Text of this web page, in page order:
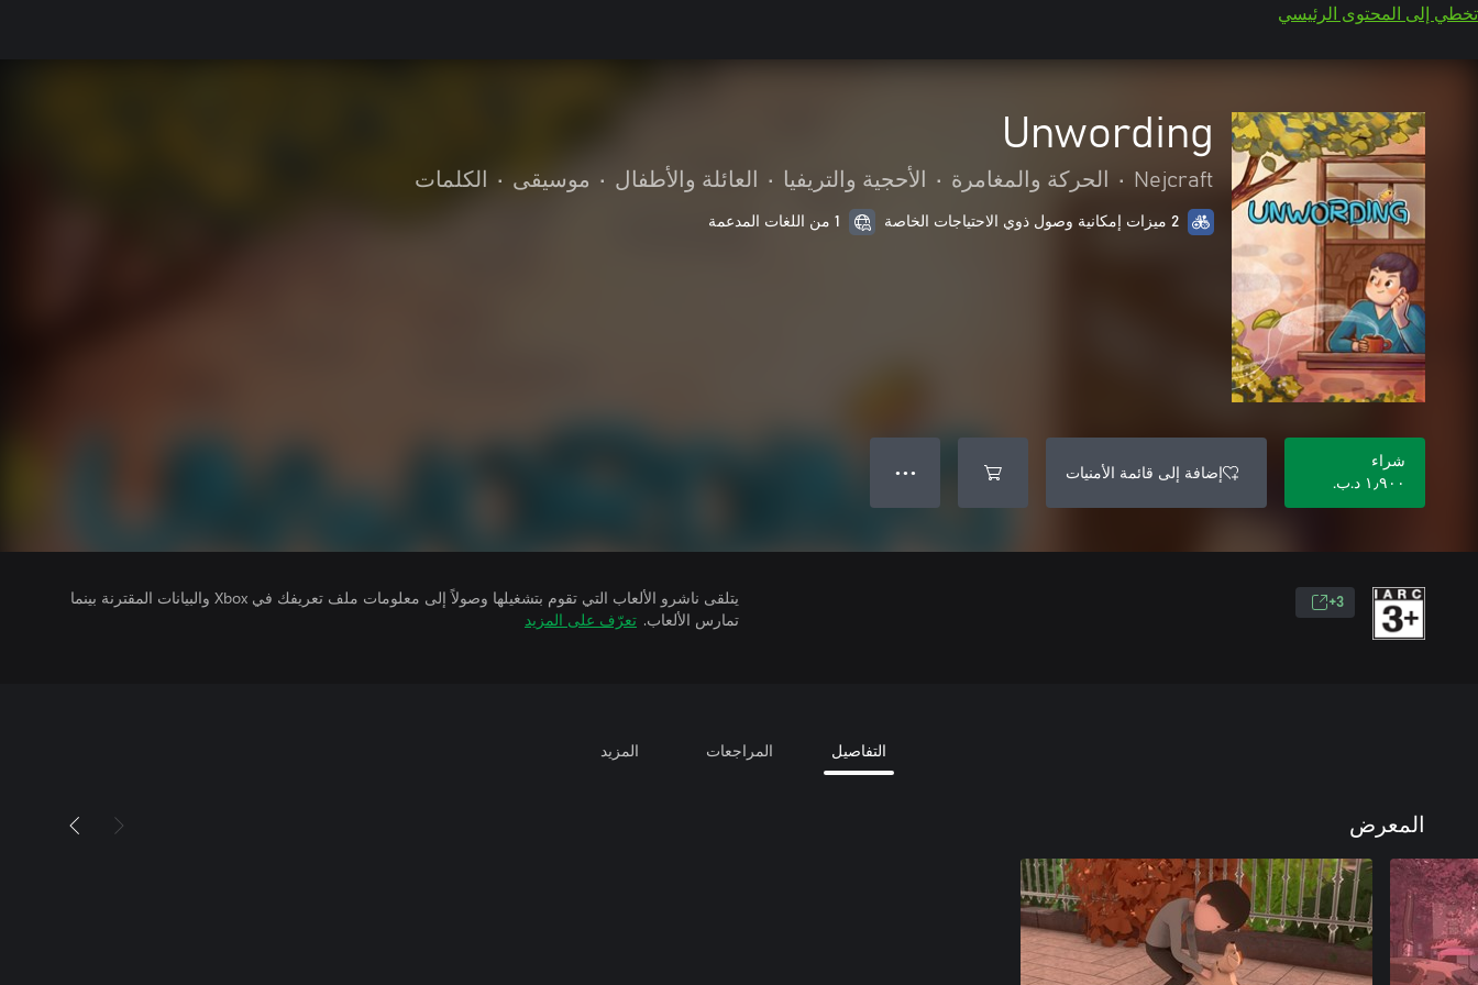
تخطي إلى المحتوى الرئيسي
Unwording
Nejcraft
• الحركة والمغامرة • الأحجية والتريفيا • العائلة والأطفال • موسيقى • الكلمات
2 ميزات إمكانية وصول ذوي الاحتياجات الخاصة 1 من اللغات المدعمة
شراء
١٫٩٠٠ د.ب.‏
إضافة إلى قائمة الأمنيات ● ● ●
3+
يتلقى ناشرو الألعاب التي تقوم بتشغيلها وصولاً إلى معلومات ملف تعريفك في Xbox والبيانات المقترنة بينما
تمارس الألعاب. تعرّف على المزيد
التفاصيل المراجعات المزيد
المعرض